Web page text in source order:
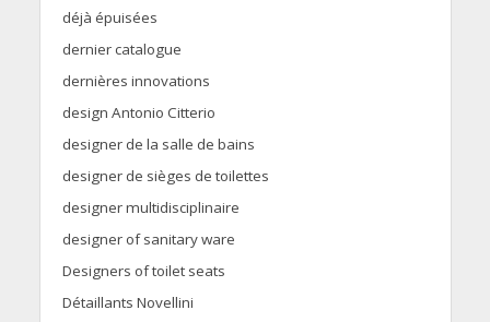
déjà épuisées
dernier catalogue
dernières innovations
design Antonio Citterio
designer de la salle de bains
designer de sièges de toilettes
designer multidisciplinaire
designer of sanitary ware
Designers of toilet seats
Détaillants Novellini